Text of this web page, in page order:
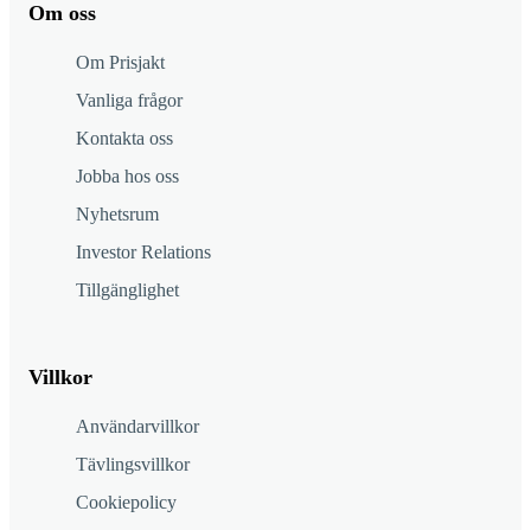
Om oss
Om Prisjakt
Vanliga frågor
Kontakta oss
Jobba hos oss
Nyhetsrum
Investor Relations
Tillgänglighet
Villkor
Användarvillkor
Tävlingsvillkor
Cookiepolicy